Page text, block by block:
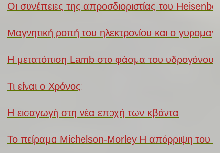
Οι συνέπειες της απροσδιοριστίας του
Μαγνητική ροπή του ηλεκτρονίου και ο
Η μετατόπιση Lamb στο φάσμα του
Τι είναι ο Χρόνος;
Η εισαγωγή στη νέα εποχή των κβάντα
Το πείραμα Michelson-Morley Η απόρριψη του